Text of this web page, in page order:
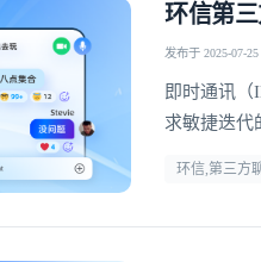
环信第
发布于 2025-07-
即时通讯（
求敏捷迭代
环信,第三方
不